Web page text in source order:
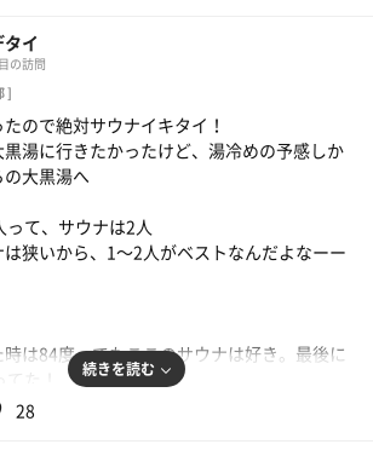
ん 個人的には中途半端であんまり。
熱子さんの熱波を受けられることに！！
フグース、調子に乗って一番上に…あっつ
高
熱波、気持ち良くておかわりしたかった！
高のサウナ施設
サウナが好き！そして何より、整いスペー
椅子もたくさん、上の階にはベンチでゴロン
くらい、、
ウナ！！半端ない！！
いのに（最長でも9分）汗が噴き出るくら
た、、
ナ
を買って塗り塗り。
だった。
水道が有り、水を撒くと、湿度爆上がりのス
！！
た行きたい
ウナの後だから、本当に素晴らしい！バイ
イ
の訪問
]
ので絶対サウナイキタイ！
湯に行きたかったけど、湯冷めの予感しか
大黒湯へ
て、サウナは2人
は狭いから、1〜2人がベストなんだよなーー
は84度、でもここのサウナは好き。最後に
あるから、ロウリュしたい、、熱波浴び
続きを読む
28